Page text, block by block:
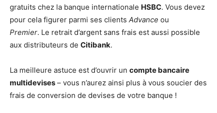
gratuits chez la banque internationale HSBC. Vous devez
pour cela figurer parmi ses clients Advance ou
Premier. Le retrait d’argent sans frais est aussi possible
aux distributeurs de Citibank.
La meilleure astuce est d’ouvrir un compte bancaire
multidevises – vous n’aurez ainsi plus à vous soucier des
frais de conversion de devises de votre banque !